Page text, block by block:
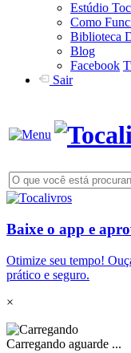
Estúdio
Como
Biblioteca
Blog
Facebook
Sair
Baixe o app e
Otimize seu tempo!
prático e seguro.
×
Carregando aguarde ...